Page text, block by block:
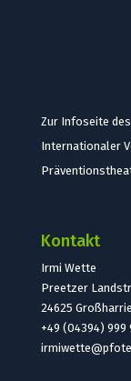
Zur Infoseite
Internationaler
Kontakt
Irmi Wette
Preetzer
24625 Großharrie
+49 (04394) 999